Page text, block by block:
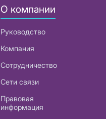
О компании
Руководство
Компания
Сотрудничество
Сети связи
Правовая
информация